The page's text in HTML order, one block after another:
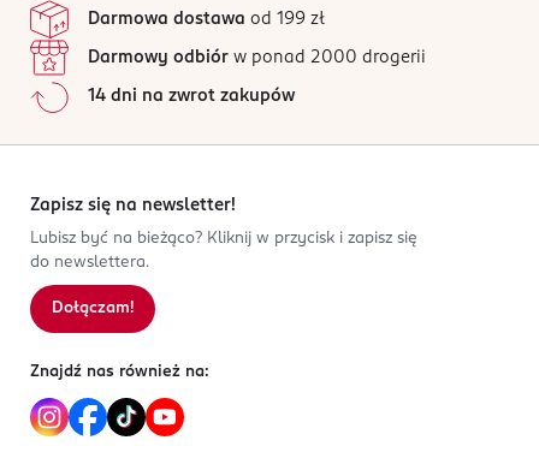
Darmowa dostawa od 199 zł
Darmowy odbiór w ponad 2000 drogerii
14 dni na zwrot zakupów
Zapisz się na newsletter!
Lubisz być na bieżąco? Kliknij w przycisk i zapisz się
do newslettera.
Dołączam!
Znajdź nas również na: